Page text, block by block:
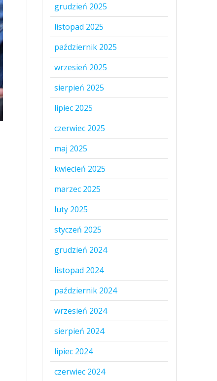
grudzień 2025
listopad 2025
październik 2025
wrzesień 2025
sierpień 2025
lipiec 2025
czerwiec 2025
maj 2025
kwiecień 2025
marzec 2025
luty 2025
styczeń 2025
grudzień 2024
listopad 2024
październik 2024
wrzesień 2024
sierpień 2024
lipiec 2024
czerwiec 2024